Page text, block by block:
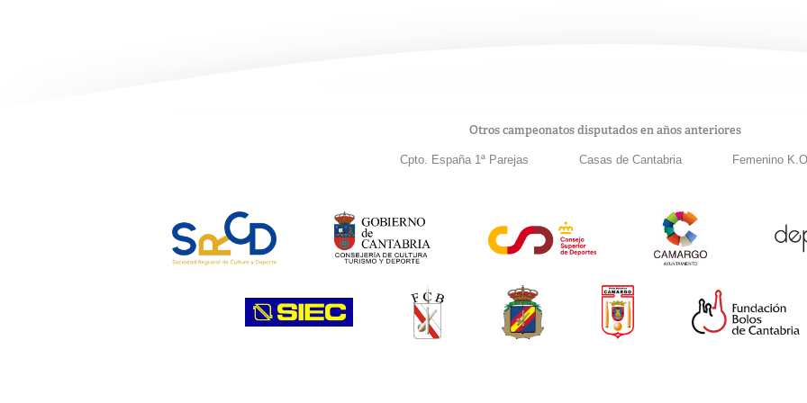
Otros campeonatos disputados en años anteriores
Cpto. España 1ª Parejas Casas de Cantabria Femenino